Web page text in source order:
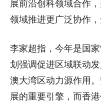
展前沿创科领域合作
领域推进更广泛协作
李家超指，今年是国
划强调促进区域联动
澳大湾区动力源作用
展的重要引擎，而香